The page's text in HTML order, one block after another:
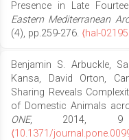
Presence in Late
Eastern Mediterranean
(4), pp.259-276. ⟨hal-
Benjamin S. Arbuckle,
Kansa, David Orton,
Sharing Reveals
of Domestic Animals
ONE, 2014, 9
⟨10.1371/